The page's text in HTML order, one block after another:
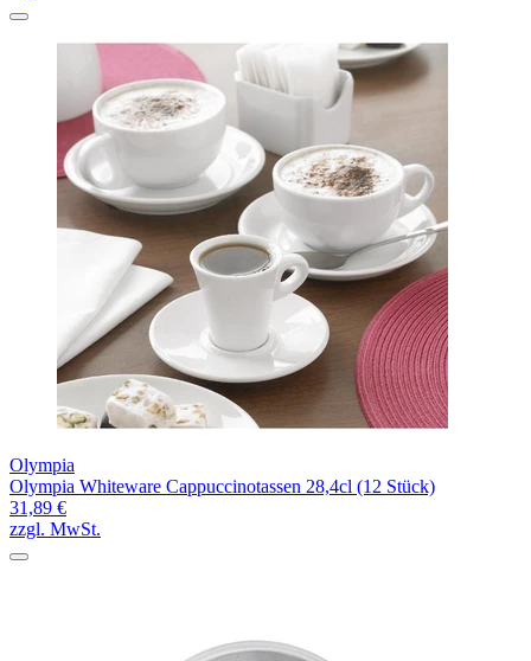
Olympia
Olympia Whiteware Cappuccinotassen 28,4cl (12 Stück)
31,89 €
zzgl. MwSt.